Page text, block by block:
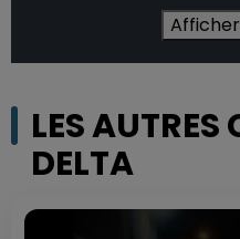
LES AUTRES
DELTA